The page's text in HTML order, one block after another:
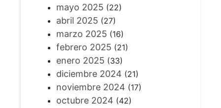
mayo 2025 (22)
abril 2025 (27)
marzo 2025 (16)
febrero 2025 (21)
enero 2025 (33)
diciembre 2024 (21)
noviembre 2024 (17)
octubre 2024 (42)